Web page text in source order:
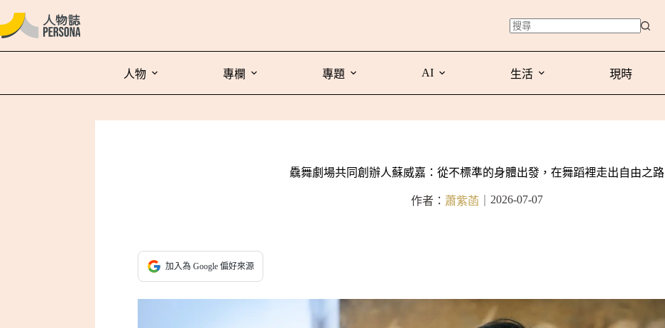
人物 專欄 專題 AI 生活 現時
驫舞劇場共同創辦人蘇威嘉：從不標準的身體出發，在舞蹈裡走出自由之路
作者： 蕭紫菡 2026-07-07
加入為 Google 偏好來源